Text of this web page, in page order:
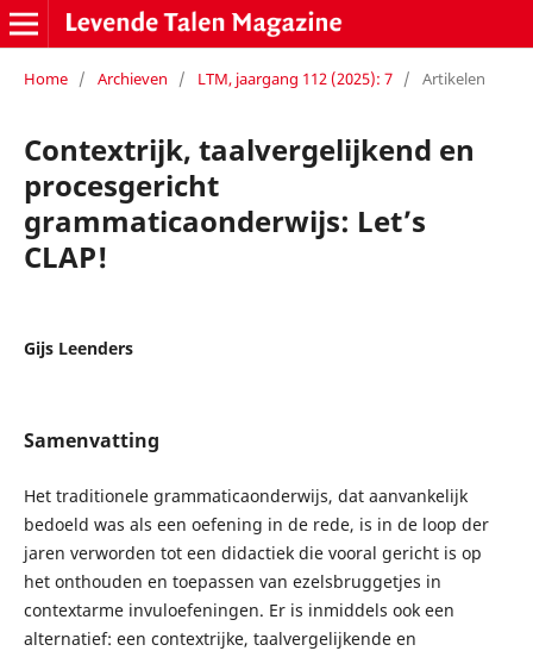
Home / Archieven / LTM, jaargang 112 (2025): 7 / Artikelen
Contextrijk, taalvergelijkend en
procesgericht
grammaticaonderwijs: Let’s
CLAP!
Gijs Leenders
Samenvatting
Het traditionele grammaticaonderwijs, dat aanvankelijk
bedoeld was als een oefening in de rede, is in de loop der
jaren verworden tot een didactiek die vooral gericht is op
het onthouden en toepassen van ezelsbruggetjes in
contextarme invuloefeningen. Er is inmiddels ook een
alternatief: een contextrijke, taalvergelijkende en